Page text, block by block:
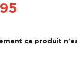
ce produit